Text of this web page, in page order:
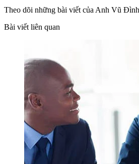
Theo dõi những bài viết của Anh Vũ
Bài viết liên quan